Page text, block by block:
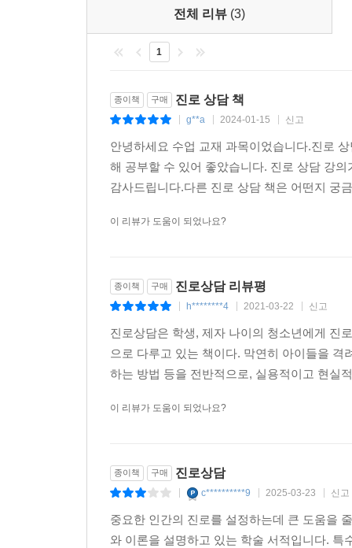
전체 리뷰 (3)
1
종이책 구매 진로 상담 책
g**a 2024-01-15 신고
안녕하세요 수업 교재 과목이었습니다.진로
해 공부할 수 있어 좋았습니다. 진로 상담 강
감사드립니다.다른 진로 상담 책은 어떤지 궁
이 리뷰가 도움이 되었나요?
종이책 구매 진로상담 리뷰평
h********4 2021-03-22 신고
진로상담은 학생, 제자 나이의 청소년에게 진
으로 다루고 있는 책이다. 막연히 아이들을
하는 방법 등을 전반적으로, 실용적이고 현실
이 리뷰가 도움이 되었나요?
종이책 구매 진로상담
c**********9 2025-03-23 신고
중요한 인간의 진로를 설정하는데 큰 도움을
와 이론을 설명하고 있는 학술 서적입니다.